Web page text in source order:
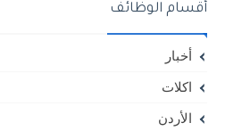
أقسام الوظائف
أخبار
اكلات
الأردن